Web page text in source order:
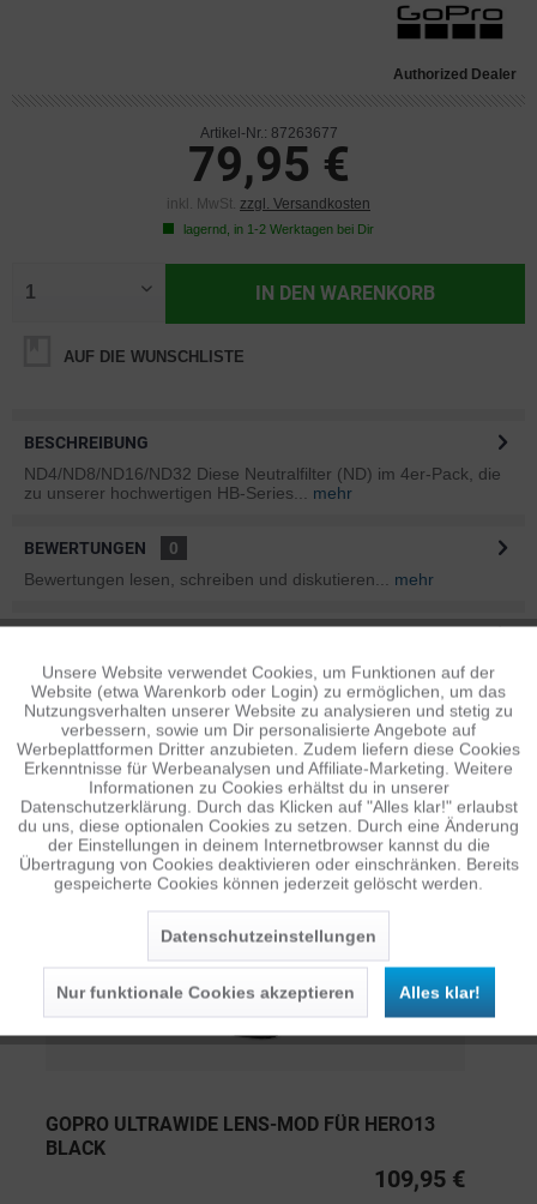
Authorized Dealer
Artikel-Nr.: 87263677
79,95 €
inkl. MwSt. zzgl. Versandkosten
lagernd, in 1-2 Werktagen bei Dir
IN DEN WARENKORB
AUF DIE WUNSCHLISTE
BESCHREIBUNG
ND4/ND8/ND16/ND32 Diese Neutralfilter (ND) im 4er-Pack, die
zu unserer hochwertigen HB-Series...
mehr
BEWERTUNGEN
0
Bewertungen lesen, schreiben und diskutieren...
mehr
Folgende Infos zum Hersteller sind verfübar......mehr
ÄHNLICHE ARTIKEL
Diese Artikel sind dem Produkt ähnlich ...mehr
Persönliche Empfehlungen
GOPRO ULTRAWIDE LENS-MOD FÜR HERO13
BLACK
109,95 €
Funktionale Aktiv
Tracking Inaktiv
Personalisierung Inaktiv
Service Inaktiv
Unsere Website verwendet Cookies, um Funktionen auf der
Website (etwa Warenkorb oder Login) zu ermöglichen, um das
Nutzungsverhalten unserer Website zu analysieren und stetig zu
verbessern, sowie um Dir personalisierte Angebote auf
Werbeplattformen Dritter anzubieten. Zudem liefern diese Cookies
Erkenntnisse für Werbeanalysen und Affiliate-Marketing. Weitere
Informationen zu Cookies erhältst du in unserer
Datenschutzerklärung. Durch das Klicken auf "Alles klar!" erlaubst
du uns, diese optionalen Cookies zu setzen. Durch eine Änderung
der Einstellungen in deinem Internetbrowser kannst du die
Übertragung von Cookies deaktivieren oder einschränken. Bereits
gespeicherte Cookies können jederzeit gelöscht werden.
Datenschutzeinstellungen
Nur funktionale Cookies akzeptieren Alles klar!